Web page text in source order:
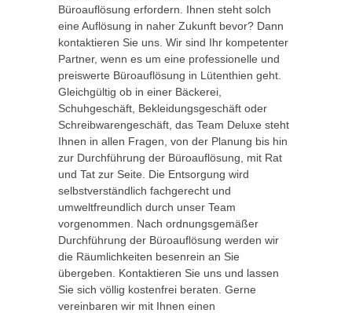
Büroauflösung erfordern. Ihnen steht solch
eine Auflösung in naher Zukunft bevor? Dann
kontaktieren Sie uns. Wir sind Ihr kompetenter
Partner, wenn es um eine professionelle und
preiswerte Büroauflösung in Lütenthien geht.
Gleichgültig ob in einer Bäckerei,
Schuhgeschäft, Bekleidungsgeschäft oder
Schreibwarengeschäft, das Team Deluxe steht
Ihnen in allen Fragen, von der Planung bis hin
zur Durchführung der Büroauflösung, mit Rat
und Tat zur Seite. Die Entsorgung wird
selbstverständlich fachgerecht und
umweltfreundlich durch unser Team
vorgenommen. Nach ordnungsgemäßer
Durchführung der Büroauflösung werden wir
die Räumlichkeiten besenrein an Sie
übergeben. Kontaktieren Sie uns und lassen
Sie sich völlig kostenfrei beraten. Gerne
vereinbaren wir mit Ihnen einen